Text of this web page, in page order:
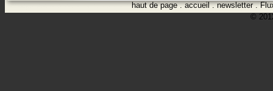
haut de page.accueil.newsletter.
©